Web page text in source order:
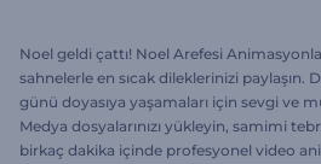
Noel geldi çattı! Noel Arefesi
sahnelerle en sıcak dileklerinizi paylaşın.
günü doyasıya yaşamaları için sevgi ve
Medya dosyalarınızı yükleyin, samimi
birkaç dakika içinde profesyonel video